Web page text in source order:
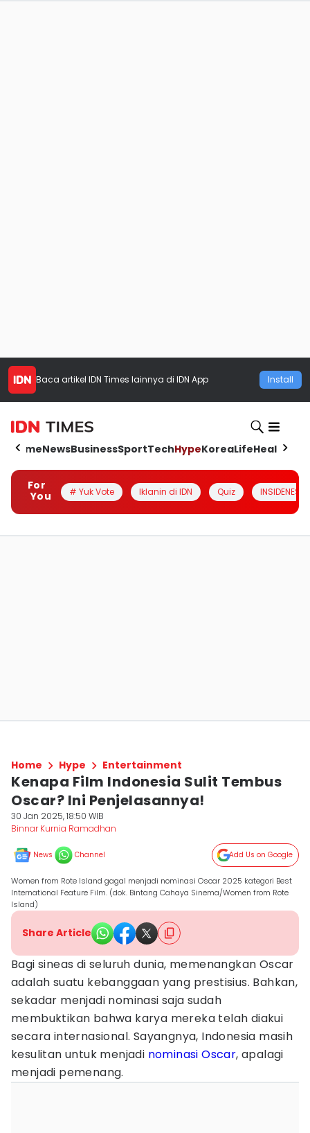
Baca artikel IDN Times lainnya di IDN App Install
HomeNewsBusinessSportTechHypeKoreaLifeHealth
For
You
# Yuk Vote Iklanin di IDN Quiz INSIDENESIA
Home Hype Entertainment
Kenapa Film Indonesia Sulit Tembus
Oscar? Ini Penjelasannya!
30 Jan 2025, 18:50 WIB
Binnar Kurnia Ramadhan
News Channel Add Us on Google
Women from Rote Island gagal menjadi nominasi Oscar 2025 kategori Best
International Feature Film. (dok. Bintang Cahaya Sinema/Women from Rote
Island)
Share Article
Bagi sineas di seluruh dunia, memenangkan Oscar
adalah suatu kebanggaan yang prestisius. Bahkan,
sekadar menjadi nominasi saja sudah
membuktikan bahwa karya mereka telah diakui
secara internasional. Sayangnya, Indonesia masih
kesulitan untuk menjadi nominasi Oscar, apalagi
menjadi pemenang.